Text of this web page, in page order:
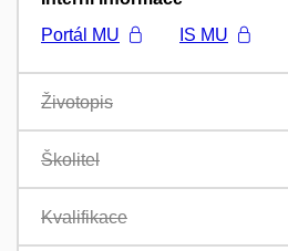
Portál MU
IS MU
Životopis
Školitel
Kvalifikace